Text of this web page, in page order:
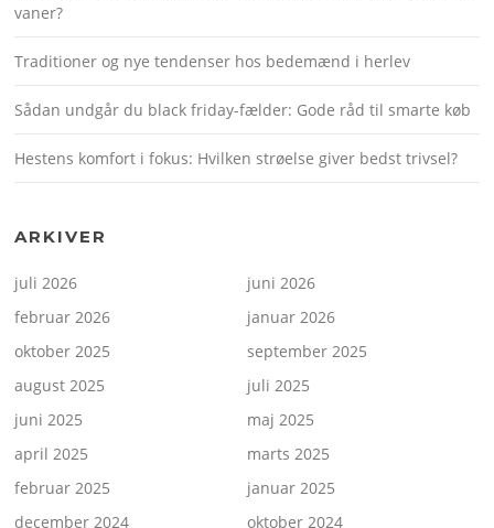
vaner?
Traditioner og nye tendenser hos bedemænd i herlev
Sådan undgår du black friday-fælder: Gode råd til smarte køb
Hestens komfort i fokus: Hvilken strøelse giver bedst trivsel?
ARKIVER
juli 2026
juni 2026
februar 2026
januar 2026
oktober 2025
september 2025
august 2025
juli 2025
juni 2025
maj 2025
april 2025
marts 2025
februar 2025
januar 2025
december 2024
oktober 2024